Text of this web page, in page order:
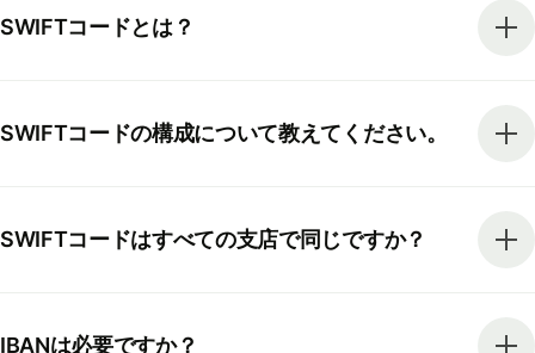
SWIFTコードとは？
SWIFTコードの構成について教えてください。
SWIFTコードはすべての支店で同じですか？
IBANは必要ですか？